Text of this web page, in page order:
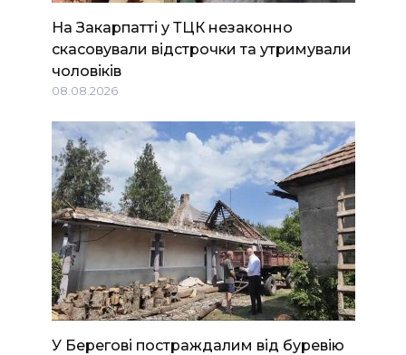
На Закарпатті у ТЦК незаконно
скасовували відстрочки та утримували
чоловіків
08.08.2026
У Берегові постраждалим від буревію